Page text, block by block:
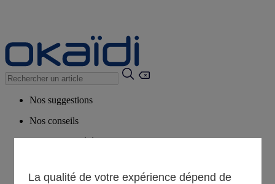
Nos suggestions
Nos conseils
Produits suggérés
La qualité de votre expérience dépend de